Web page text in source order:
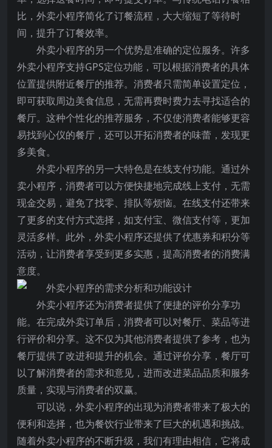
比，外卖小程序简化了订餐流程，大大缩短了等待时
间，提升了订餐效率。
外卖小程序的另一个优势是准确的定位服务。许多
外卖小程序支持GPS定位功能，可以根据消费者的具体
位置提供附近餐厅的推荐。消费者只需简单设置定位，
即可获取周边美食信息，无需再费时费力去寻找适合的
餐厅。这种个性化的推荐服务，不仅使消费者能够更容
易找到心仪的餐厅，还可以开拓消费者的味蕾，发现更
多美食。
外卖小程序的另一大特色是在线支付功能。通过外
卖小程序，消费者可以方便快捷地完成线上支付，无需
现金交易，避免了找零、排队等烦恼。在线支付还带来
了更多的支付方式选择，如支付宝、微信支付等，更加
灵活多样。此外，外卖小程序还提供了优惠券和积分等
活动，让消费者享受到更多实惠，提高消费者的消费满
意度。
外卖小程序还为消费者提供了便捷的评价分享功
能。在完成外卖订单后，消费者可以对餐厅、菜品等进
行评价和分享。这不仅为其他消费者提供了参考，也为
餐厅提供了改进和提升的机会。通过评价分享，餐厅可
以了解消费者的需求和意见，进而改进菜品品质和服务
质量，实现与消费者的双赢。
可以说，外卖小程序的出现为消费者带来了极大的
便利和选择，也为餐饮行业带来了巨大的机遇和挑战。
随着外卖小程序的不断升级，我们有理由相信，它将成